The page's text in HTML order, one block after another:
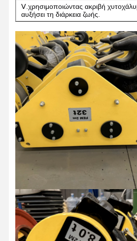
Ⅴ.χρησιμοποιώντας ακριβή
αυξήσει τη διάρκεια ζωής.